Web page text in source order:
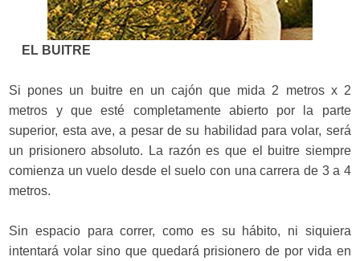
EL BUITRE
Si pones un buitre en un cajón que mida 2 metros x 2
metros y que esté completamente abierto por la parte
superior, esta ave, a pesar de su habilidad para volar, será
un prisionero absoluto. La razón es que el buitre siempre
comienza un vuelo desde el suelo con una carrera de 3 a 4
metros.
Sin espacio para correr, como es su hábito, ni siquiera
intentará volar sino que quedará prisionero de por vida en